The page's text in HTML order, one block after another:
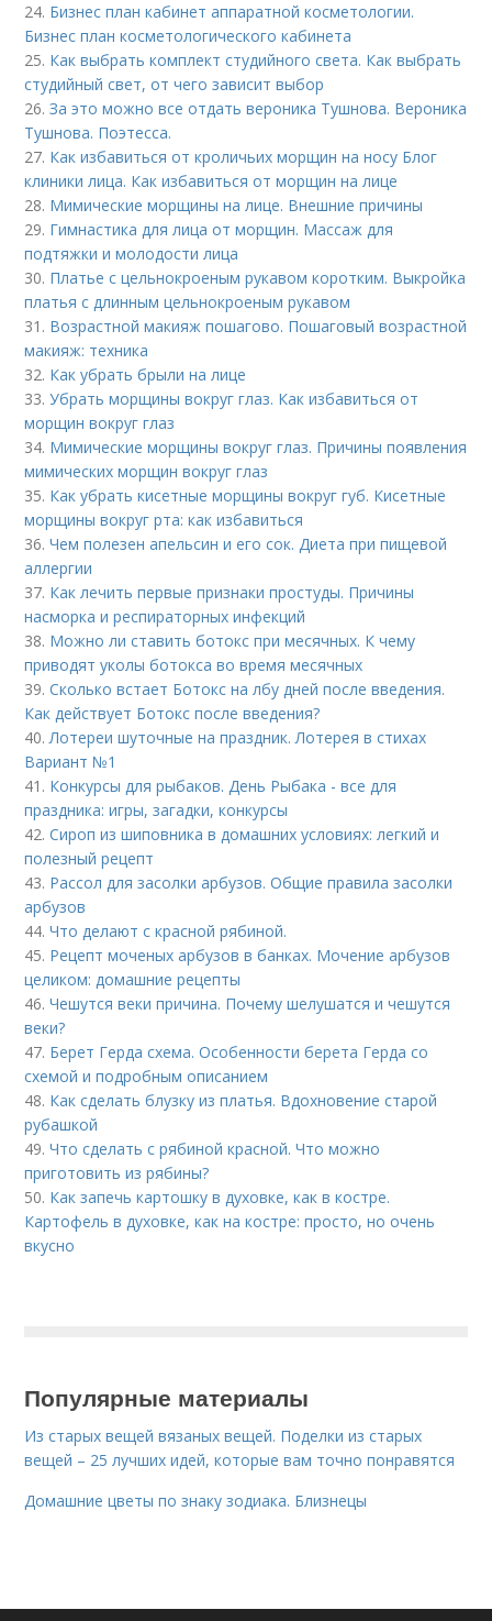
24. Бизнес план кабинет аппаратной косметологии.
Бизнес план косметологического кабинета
25. Как выбрать комплект студийного света. Как выбрать
студийный свет, от чего зависит выбор
26.За это можно все отдать вероника Тушнова. Вероника
Тушнова. Поэтесса.
27. Как избавиться от кроличьих морщин на носу Блог
клиники лица. Как избавиться от морщин на лице
28. Мимические морщины на лице. Внешние причины
29. Гимнастика для лица от морщин. Массаж для
подтяжки и молодости лица
30. Платье с цельнокроеным рукавом коротким. Выкройка
платья с длинным цельнокроеным рукавом
31. Возрастной макияж пошагово. Пошаговый возрастной
макияж: техника
32. Как убрать брыли на лице
33.Убрать морщины вокруг глаз. Как избавиться от
морщин вокруг глаз
34. Мимические морщины вокруг глаз. Причины появления
мимических морщин вокруг глаз
35. Как убрать кисетные морщины вокруг губ. Кисетные
морщины вокруг рта: как избавиться
36.Чем полезен апельсин и его сок. Диета при пищевой
аллергии
37. Как лечить первые признаки простуды. Причины
насморка и респираторных инфекций
38. Можно ли ставить ботокс при месячных. К чему
приводят уколы ботокса во время месячных
39.Сколько встает Ботокс на лбу дней после введения.
Как действует Ботокс после введения?
40.Лотереи шуточные на праздник. Лотерея в стихах
Вариант №1
41. Конкурсы для рыбаков. День Рыбака - все для
праздника: игры, загадки, конкурсы
42.Сироп из шиповника в домашних условиях: легкий и
полезный рецепт
43. Рассол для засолки арбузов. Общие правила засолки
арбузов
44.Что делают с красной рябиной.
45. Рецепт моченых арбузов в банках. Мочение арбузов
целиком: домашние рецепты
46.Чешутся веки причина. Почему шелушатся и чешутся
веки?
47. Берет Герда схема. Особенности берета Герда со
схемой и подробным описанием
48. Как сделать блузку из платья. Вдохновение старой
рубашкой
49.Что сделать с рябиной красной. Что можно
приготовить из рябины?
50. Как запечь картошку в духовке, как в костре.
Картофель в духовке, как на костре: просто, но очень
вкусно
Популярные материалы
Из старых вещей вязаных вещей. Поделки из старых
вещей – 25 лучших идей, которые вам точно понравятся
Домашние цветы по знаку зодиака. Близнецы